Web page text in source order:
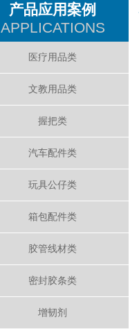
产品应用案例
APPLICATIONS
医疗用品类
文教用品类
握把类
汽车配件类
玩具公仔类
箱包配件类
胶管线材类
密封胶条类
增韧剂